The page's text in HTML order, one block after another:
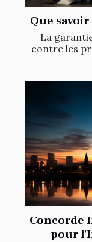
Que
La
contre les
Concorde
pour